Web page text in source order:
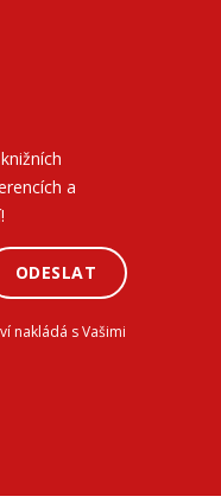
a
ODESLAT
nakládá s Vašimi